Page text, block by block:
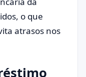
o que
atrasos nos